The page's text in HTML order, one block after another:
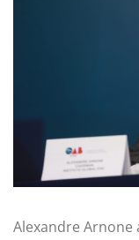
Alexandre Arnone